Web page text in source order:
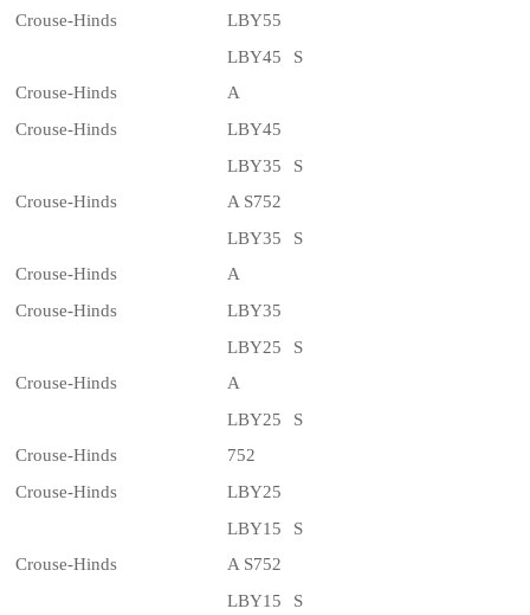
Crouse-Hinds
LBY55
Crouse-Hinds
LBY45 S
A
Crouse-Hinds
LBY45
Crouse-Hinds
LBY35 S
A S752
Crouse-Hinds
LBY35 S
A
Crouse-Hinds
LBY35
Crouse-Hinds
LBY25 S
A
Crouse-Hinds
LBY25 S
752
Crouse-Hinds
LBY25
Crouse-Hinds
LBY15 S
A S752
LBY15 S